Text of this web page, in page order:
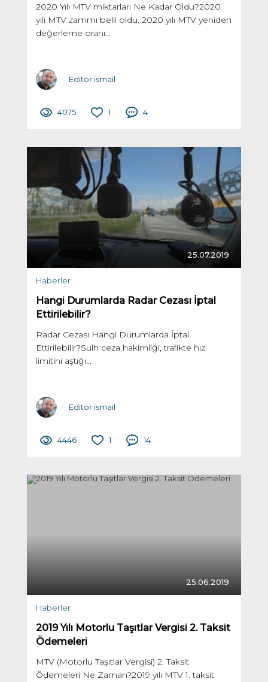
2020 Yılı MTV miktarları Ne Kadar Oldu?2020
yılı MTV zammı belli oldu. 2020 yılı MTV yeniden
değerleme oranı...
Editör ismail
4075 1 4
25.07.2019
Haberler
Hangi Durumlarda Radar Cezası İptal
Ettirilebilir?
Radar Cezası Hangi Durumlarda İptal
Ettirilebilir?Sulh ceza hakimliği, trafikte hız
limitini aştığı...
Editör ismail
4446 1 14
25.06.2019
Haberler
2019 Yılı Motorlu Taşıtlar Vergisi 2. Taksit
Ödemeleri
MTV (Motorlu Taşıtlar Vergisi) 2. Taksit
Ödemeleri Ne Zaman?2019 yılı MTV 1. taksit